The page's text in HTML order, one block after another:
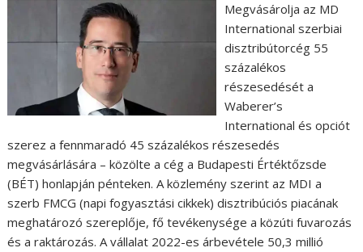
Megvásárolja az MD
International szerbiai
disztribútorcég 55
százalékos
részesedését a
Waberer’s
International és opciót
szerez a fennmaradó 45 százalékos részesedés
megvásárlására – közölte a cég a Budapesti Értéktőzsde
(BÉT) honlapján pénteken. A közlemény szerint az MDI a
szerb FMCG (napi fogyasztási cikkek) disztribúciós piacának
meghatározó szereplője, fő tevékenysége a közúti fuvarozás
és a raktározás. A vállalat 2022-es árbevétele 50,3 millió